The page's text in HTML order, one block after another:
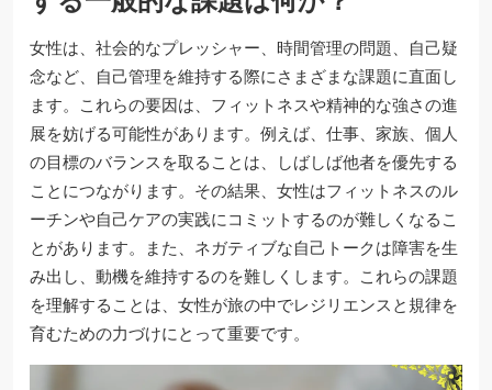
女性は、社会的なプレッシャー、時間管理の問題、自己疑
念など、自己管理を維持する際にさまざまな課題に直面し
ます。これらの要因は、フィットネスや精神的な強さの進
展を妨げる可能性があります。例えば、仕事、家族、個人
の目標のバランスを取ることは、しばしば他者を優先する
ことにつながります。その結果、女性はフィットネスのル
ーチンや自己ケアの実践にコミットするのが難しくなるこ
とがあります。また、ネガティブな自己トークは障害を生
み出し、動機を維持するのを難しくします。これらの課題
を理解することは、女性が旅の中でレジリエンスと規律を
育むための力づけにとって重要です。